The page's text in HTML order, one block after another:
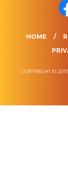
HOME
COPYRIGHT ©